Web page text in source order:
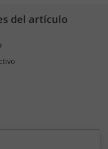
del artículo